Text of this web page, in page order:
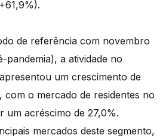
de referência com novembro
pandemia), a atividade no
um crescimento de
com o mercado de residentes no
um acréscimo de 27,0%.
mercados deste segmento,